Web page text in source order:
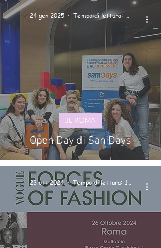
Open Day di SaniDays
JL ROMA
24 gen 2025 Tempo di lettura: 1 min
23 ott 2024 Tempo di lettura: 1 min